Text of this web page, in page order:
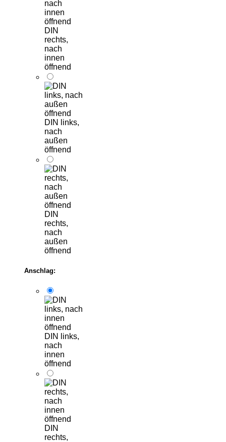
DIN
rechts,
nach
innen
öffnend
DIN links,
nach
außen
öffnend
DIN
rechts,
nach
außen
öffnend
Anschlag:
DIN links,
nach
innen
öffnend
DIN
rechts,